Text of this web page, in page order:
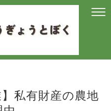
】私有財産の農地